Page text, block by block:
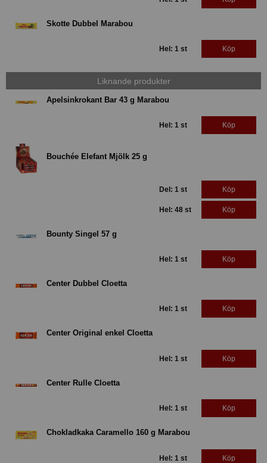
Skotte Dubbel Marabou
Hel: 1 st Köp
Liknande produkter
Apelsinkrokant Bar 43 g Marabou
Hel: 1 st Köp
Bouchée Elefant Mjölk 25 g
Del: 1 st Köp
Hel: 48 st Köp
Bounty Singel 57 g
Hel: 1 st Köp
Center Dubbel Cloetta
Hel: 1 st Köp
Center Original enkel Cloetta
Hel: 1 st Köp
Center Rulle Cloetta
Hel: 1 st Köp
Chokladkaka Caramello 160 g Marabou
Hel: 1 st Köp